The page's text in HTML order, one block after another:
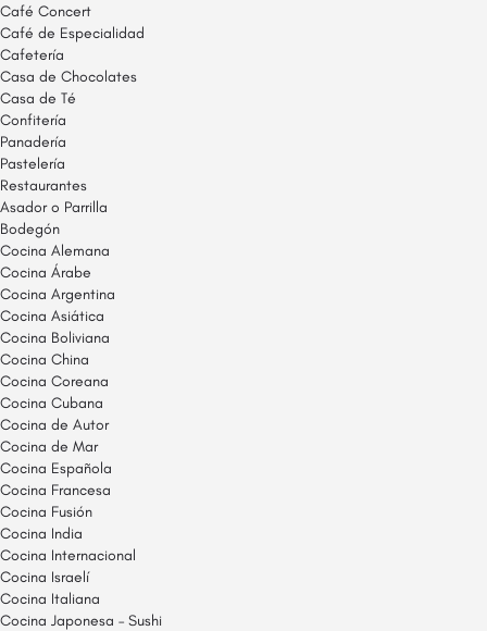
Café Concert
Café de Especialidad
Cafetería
Casa de Chocolates
Casa de Té
Confitería
Panadería
Pastelería
Restaurantes
Asador o Parrilla
Bodegón
Cocina Alemana
Cocina Árabe
Cocina Argentina
Cocina Asiática
Cocina Boliviana
Cocina China
Cocina Coreana
Cocina Cubana
Cocina de Autor
Cocina de Mar
Cocina Española
Cocina Francesa
Cocina Fusión
Cocina India
Cocina Internacional
Cocina Israelí
Cocina Italiana
Cocina Japonesa – Sushi